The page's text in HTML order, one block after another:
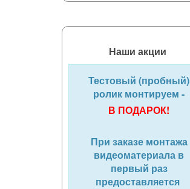
Наши акции
Тестовый (пробный)
ролик монтируем -
В ПОДАРОК!
При заказе монтажа
видеоматериала в
первый раз
предоставляется